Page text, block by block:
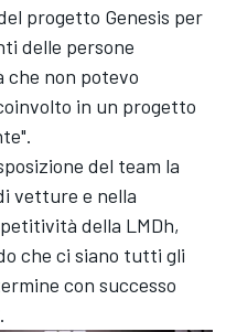
progetto Genesis per
delle persone
non potevo
in un progetto
del team la
vetture e nella
della LMDh,
che ci siano tutti gli
con successo